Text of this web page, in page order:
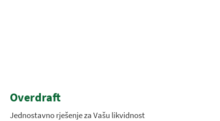
Overdraft
Jednostavno rješenje za Vašu likvidnost